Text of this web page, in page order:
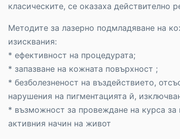
класическите, се оказаха действително
Методите за лазерно подмладяване на
изисквания:
* ефективност на процедурата;
* запазване на кожната повърхност ;
* безболезненост на въздействието,
нарушения на пигментацията й,
* възможност за провеждане на курса
активния начин на живот